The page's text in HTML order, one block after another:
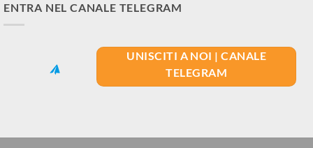
ENTRA NEL CANALE TELEGRAM
UNISCITI A NOI | CANALE
TELEGRAM